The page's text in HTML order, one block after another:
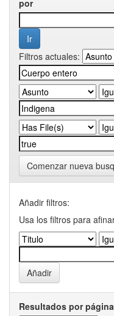
por
Filtros actuales:
Comenzar nueva
Añadir filtros:
Usa los filtros para
Resultados por página